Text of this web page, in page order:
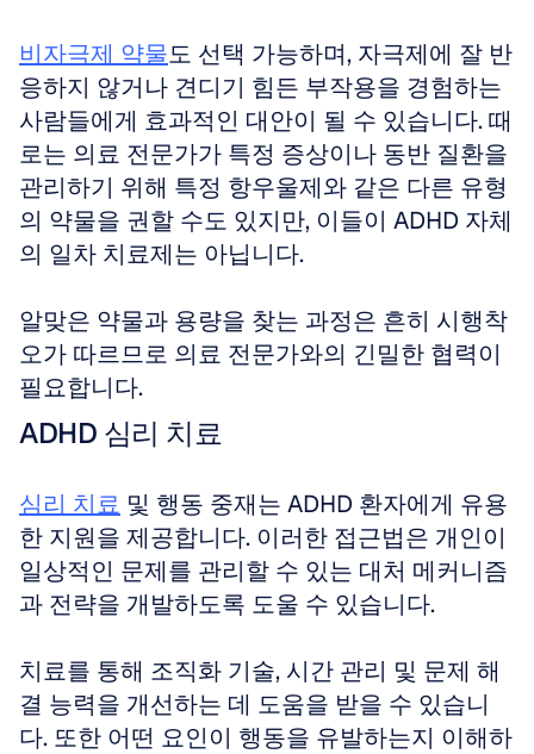
비자극제 약물도 선택 가능하며, 자극제에 잘 반
응하지 않거나 견디기 힘든 부작용을 경험하는
사람들에게 효과적인 대안이 될 수 있습니다. 때
로는 의료 전문가가 특정 증상이나 동반 질환을
관리하기 위해 특정 항우울제와 같은 다른 유형
의 약물을 권할 수도 있지만, 이들이 ADHD 자체
의 일차 치료제는 아닙니다.
알맞은 약물과 용량을 찾는 과정은 흔히 시행착
오가 따르므로 의료 전문가와의 긴밀한 협력이
필요합니다.
ADHD 심리 치료
심리 치료 및 행동 중재는 ADHD 환자에게 유용
한 지원을 제공합니다. 이러한 접근법은 개인이
일상적인 문제를 관리할 수 있는 대처 메커니즘
과 전략을 개발하도록 도울 수 있습니다.
치료를 통해 조직화 기술, 시간 관리 및 문제 해
결 능력을 개선하는 데 도움을 받을 수 있습니
다. 또한 어떤 요인이 행동을 유발하는지 이해하